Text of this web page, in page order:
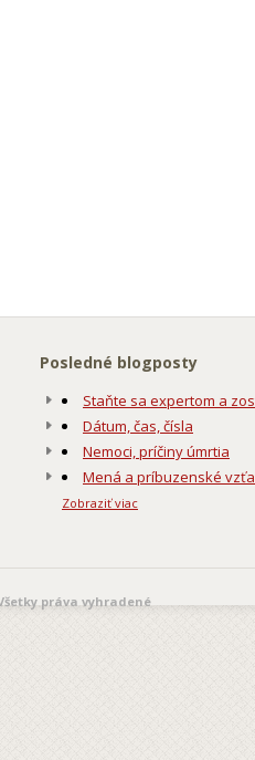
Posledné blogposty
Staňte sa expertom a
Dátum, čas, čísla
Nemoci, príčiny úmrtia
Mená a príbuzenské
Zobraziť viac
práva vyhradené